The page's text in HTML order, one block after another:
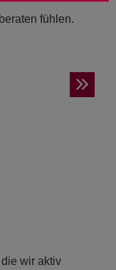
fühlen.
wir aktiv